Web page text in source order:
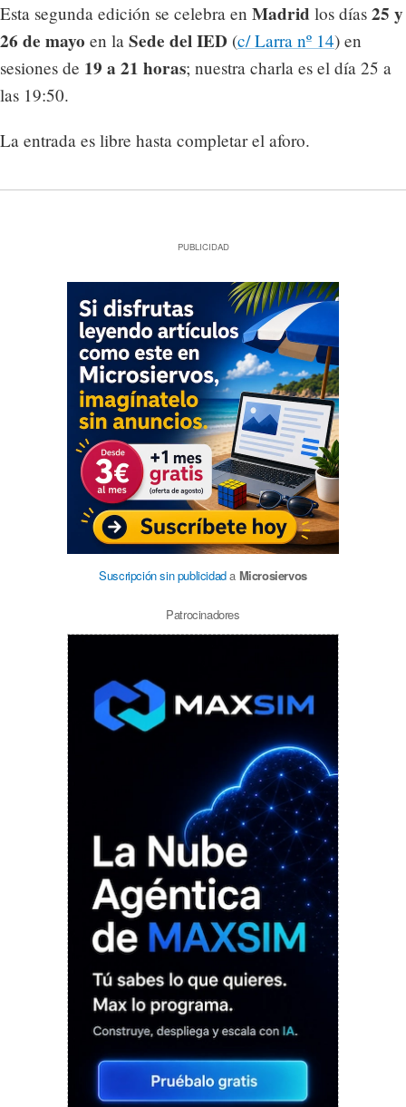
Esta segunda edición se celebra en Madrid los días 25 y
26 de mayo en la Sede del IED (c/ Larra nº 14) en
sesiones de 19 a 21 horas; nuestra charla es el día 25 a
las 19:50.
La entrada es libre hasta completar el aforo.
PUBLICIDAD
Suscripción sin publicidada Microsiervos
Patrocinadores